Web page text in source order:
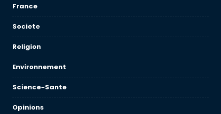
France
Societe
Religion
Environnement
Science-Sante
Opinions